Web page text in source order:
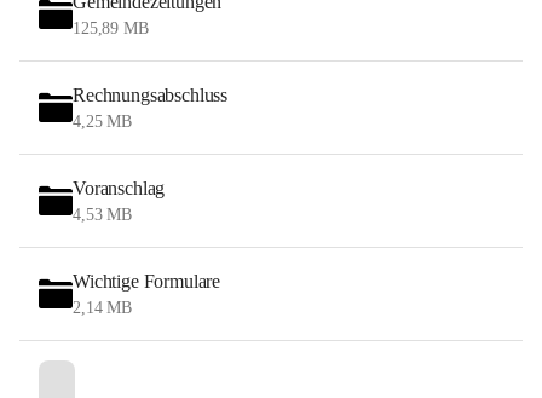
125,89 MB
Rechnungsabschluss
4,25 MB
Voranschlag
4,53 MB
Wichtige Formulare
2,14 MB